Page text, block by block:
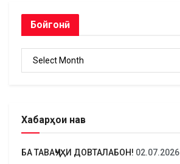
Бойгонӣ
Бойгонӣ
Хабарҳои нав
БА ТАВАҶҶУҲИ ДОВТАЛАБОН! 02.07.2026